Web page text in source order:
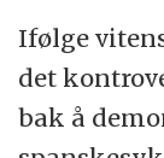
Ifølge
det
bak å